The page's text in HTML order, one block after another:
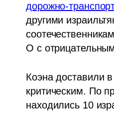
дорожно-
другими
O с
Коэна доставили
критическим. По
находились 10